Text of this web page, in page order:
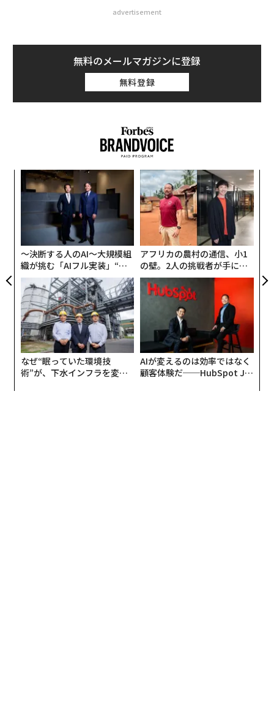
advertisement
無料のメールマガジンに登録
無料登録
〜決断する人のAI〜大規模組
織が挑む「AIフル実装」“使
う”企業から“動く”企業へ【N
TTドコモビジネス×PwC】
アフリカの農村の通信、小1
の壁。2人の挑戦者が手にし
た「次なる武器」
なぜ“眠っていた環境技
術”が、下水インフラを変え
AIが変えるのは効率ではなく
顧客体験だ──HubSpot Ja